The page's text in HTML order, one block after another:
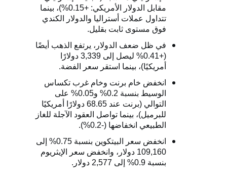
مقابل الدولار الأمريكي: +0.15%)، بينما
تتداول عملات أستراليا والدولار الكندي
فوق مستوى ثابت بقليل.
في ظل ضعف الدولار، يرتفع الذهب أيضًا
(+0.41% ليصل إلى 3,339 دولارًا
أمريكيًا)، بينما استقر سعر الفضة.
انخفض خام برنت وخام غرب تكساس
الوسيط بنسبة 0.2% و0.05% على
التوالي (برنت عند 68.65 دولارًا أمريكيًا
للبرميل)، بينما تواصل العقود الآجلة للغاز
الطبيعي انخفاضها (-0.2%).
انخفض سعر البيتكوين بنسبة 0.75% إلى
109,160 دولار، وانخفض سعر الإيثريوم
بنسبة 0.9% إلى 2,577 دولار.